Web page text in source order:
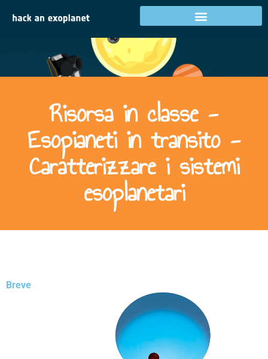
Risorsa in classe -
Esopianeti in transito -
Caratterizzare i sistemi
esoplanetari
Breve